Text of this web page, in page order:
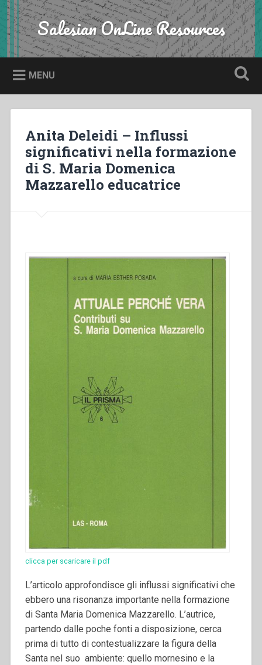
Skip
to
content
Search Salesian OnLine Resources
MENU
Anita Deleidi – Influssi
significativi nella formazione
di S. Maria Domenica
Mazzarello educatrice
clicca per scaricare il pdf
L’articolo approfondisce gli influssi significativi che
ebbero una risonanza importante nella formazione
di Santa Maria Domenica Mazzarello. L’autrice,
partendo dalle poche fonti a disposizione, cerca
prima di tutto di contestualizzare la figura della
Santa nel suo ambiente: quello mornesino e la